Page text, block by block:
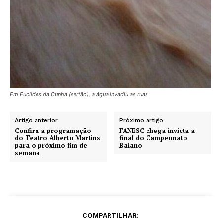
Em Euclides da Cunha (sertão), a água invadiu as ruas
Artigo anterior
Confira a programação
do Teatro Alberto Martins
para o próximo fim de
semana
Próximo artigo
FANESC chega invicta a
final do Campeonato
Baiano
COMPARTILHAR: